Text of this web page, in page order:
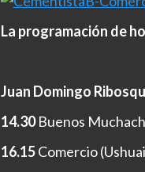
La programación de
Juan Domingo
14.30Buenos
16.15Comercio